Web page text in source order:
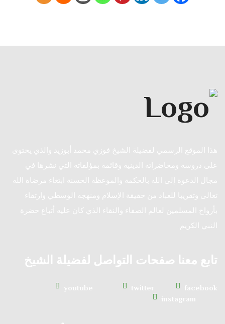
هذا الموقع الرسمي لفضيلة الشيخ فوزي محمد أبوزيد والذي يحتوى
على دروسه ومحاضراته الدينية وقائمة بمؤلفاته التي نشرها في
مجال الدعوة إلى الله بالحكمة والموعظة الحسنة ابتغاء مرضاة الله
تعالى وتقريبا للعباد من حقيقة الإسلام ومنهجه الوسطي وارتقاء
بأرواح المسلمين لعالم الصفاء والنقاء الذي كان عليه أتباع حضرة
النبي الكريم.
تابع معنا صفحات التواصل لفضيلة الشيخ
facebook
twitter
youtube
instagram